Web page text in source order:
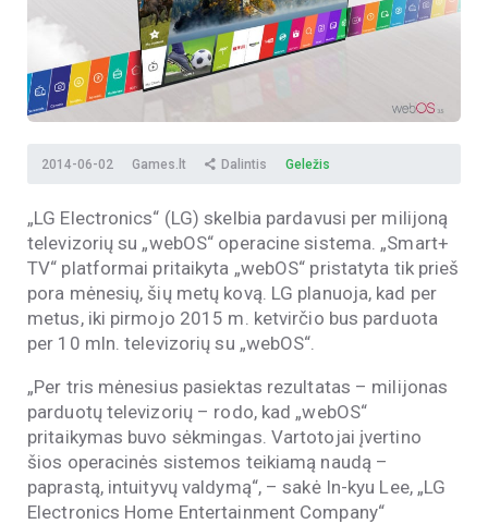
2014-06-02 Games.lt Dalintis Geležis
„LG Electronics“ (LG) skelbia pardavusi per milijoną
televizorių su „webOS“ operacine sistema. „Smart+
TV“ platformai pritaikyta „webOS“ pristatyta tik prieš
pora mėnesių, šių metų kovą. LG planuoja, kad per
metus, iki pirmojo 2015 m. ketvirčio bus parduota
per 10 mln. televizorių su „webOS“.
„Per tris mėnesius pasiektas rezultatas – milijonas
parduotų televizorių – rodo, kad „webOS“
pritaikymas buvo sėkmingas. Vartotojai įvertino
šios operacinės sistemos teikiamą naudą –
paprastą, intuityvų valdymą“, – sakė In-kyu Lee, „LG
Electronics Home Entertainment Company“